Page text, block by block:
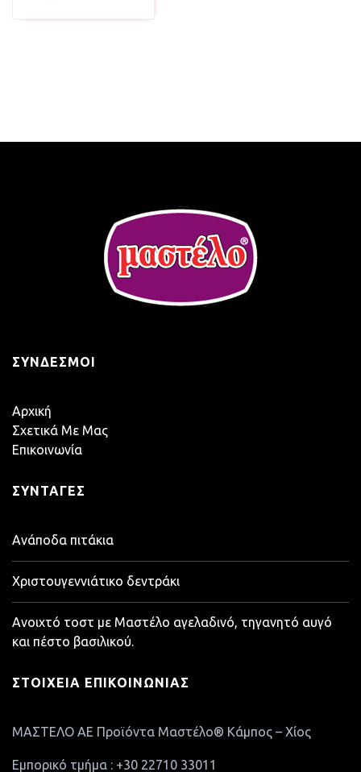
ΣΎΝΔΕΣΜΟΙ
Αρχική
Σχετικά Με Μας
Επικοινωνία
ΣΥΝΤΑΓΈΣ
Ανάποδα πιτάκια
Χριστουγεννιάτικο δεντράκι
Ανοιχτό τοστ με Μαστέλο αγελαδινό, τηγανητό αυγό
και πέστο βασιλικού.
ΣΤΟΙΧΕΊΑ ΕΠΙΚΟΙΝΩΝΊΑΣ
ΜΑΣΤΕΛΟ ΑΕ Προϊόντα Μαστέλο® Κάμπος – Χίος
Εμπορικό τμήμα : +30 22710 33011